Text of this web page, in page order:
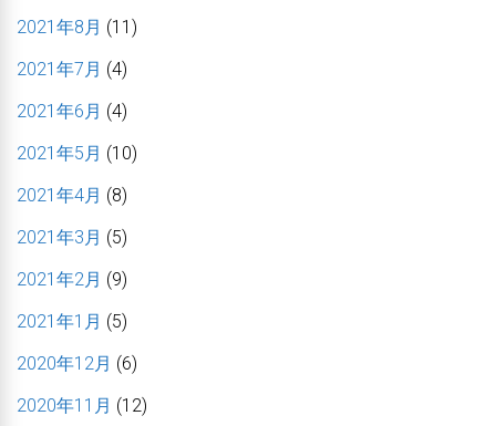
2021年8月 (11)
2021年7月 (4)
2021年6月 (4)
2021年5月 (10)
2021年4月 (8)
2021年3月 (5)
2021年2月 (9)
2021年1月 (5)
2020年12月 (6)
2020年11月 (12)